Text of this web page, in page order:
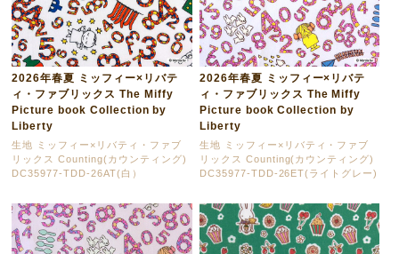
2026年春夏 ミッフィー×リバテ
ィ・ファブリックス The Miffy
Picture book Collection by
Liberty
生地 ミッフィー×リバティ・ファブ
リックス Counting(カウンティング)
DC35977-TDD-26AT(白）
2026年春夏 ミッフィー×リバテ
ィ・ファブリックス The Miffy
Picture book Collection by
Liberty
生地 ミッフィー×リバティ・ファブ
リックス Counting(カウンティング)
DC35977-TDD-26ET(ライトグレー)